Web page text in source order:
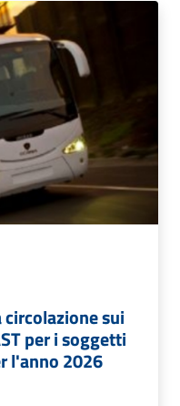
sui
per i soggetti
l'anno 2026